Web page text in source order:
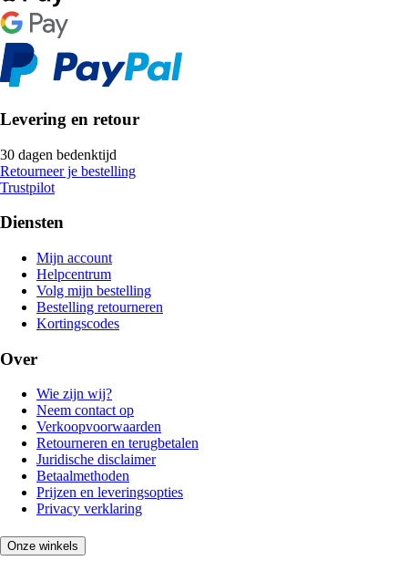
Levering en retour
30 dagen bedenktijd
Retourneer je bestelling
Trustpilot
Diensten
Mijn account
Helpcentrum
Volg mijn bestelling
Bestelling retourneren
Kortingscodes
Over
Wie zijn wij?
Neem contact op
Verkoopvoorwaarden
Retourneren en terugbetalen
Juridische disclaimer
Betaalmethoden
Prijzen en leveringsopties
Privacy verklaring
Onze winkels